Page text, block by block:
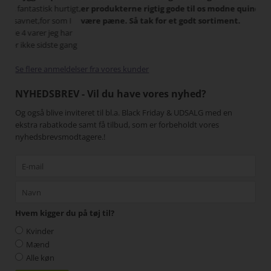
hurtigt,
I
har
gang
er produkterne rigtig gode til os modne quinder, som også vil
være pæne. Så tak for et godt sortiment.
Se flere anmeldelser fra vores kunder
NYHEDSBREV - Vil du have vores nyhed?
Og også blive inviteret til bl.a. Black Friday & UDSALG med en
ekstra rabatkode samt få tilbud, som er forbeholdt vores
nyhedsbrevsmodtagere.!
Hvem kigger du på tøj til?
Kvinder
Mænd
Alle køn